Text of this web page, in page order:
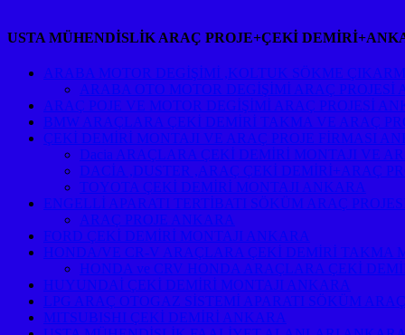
USTA MÜHENDİSLİK ARAÇ PROJE+ÇEKİ
ARABA MOTOR DEGİŞİMİ ,KOLTUK SÖKME
ARABA OTO MOTOR DEGİŞİMİ ARAÇ PROJESİ
ARAÇ POJE VE MOTOR DEGİŞİMİ ARAÇ PROJESİ
BMW ARAÇLARA ÇEKİ DEMİRİ TAKMA VE ARAÇ
ÇEKİ DEMİRİ MONTAJI VE ARAÇ PROJE FİRMASI
Dacia ARAÇLARA ÇEKİ DEMİRİ MONTAJI VE
DACİA ,DUSTER ,ARAÇ ÇEKİ DEMİRİ+ARAÇ
TOYOTA ÇEKİ DEMİRİ MONTAJI ANKARA
ENGELLİ APARATI TERTİBATI SÖKÜM ARAÇ
ARAÇ PROJE ANKARA
FORD ÇEKİ DEMİRİ MONTAJI ANKARA
HONDA/VE CR-V ARAÇLARA ÇEKİ DEMİRİ TAKMA
HONDA ve CRV HONDA ARAÇLARA ÇEKİ
HUYUNDAİ ÇEKİ DEMİRİ MONTAJI ANKARA
LPG ARAÇ OTOGAZ SİSTEMİ APARATI SÖKÜM
MITSUBISHI ÇEKİ DEMİRİ ANKARA